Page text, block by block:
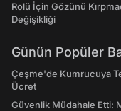
Rolü İçin Gözünü
Değişikliği
Günün Popüler
Çeşme'de Kumrucuya
Ücret
Güvenlik Müdahale Etti: